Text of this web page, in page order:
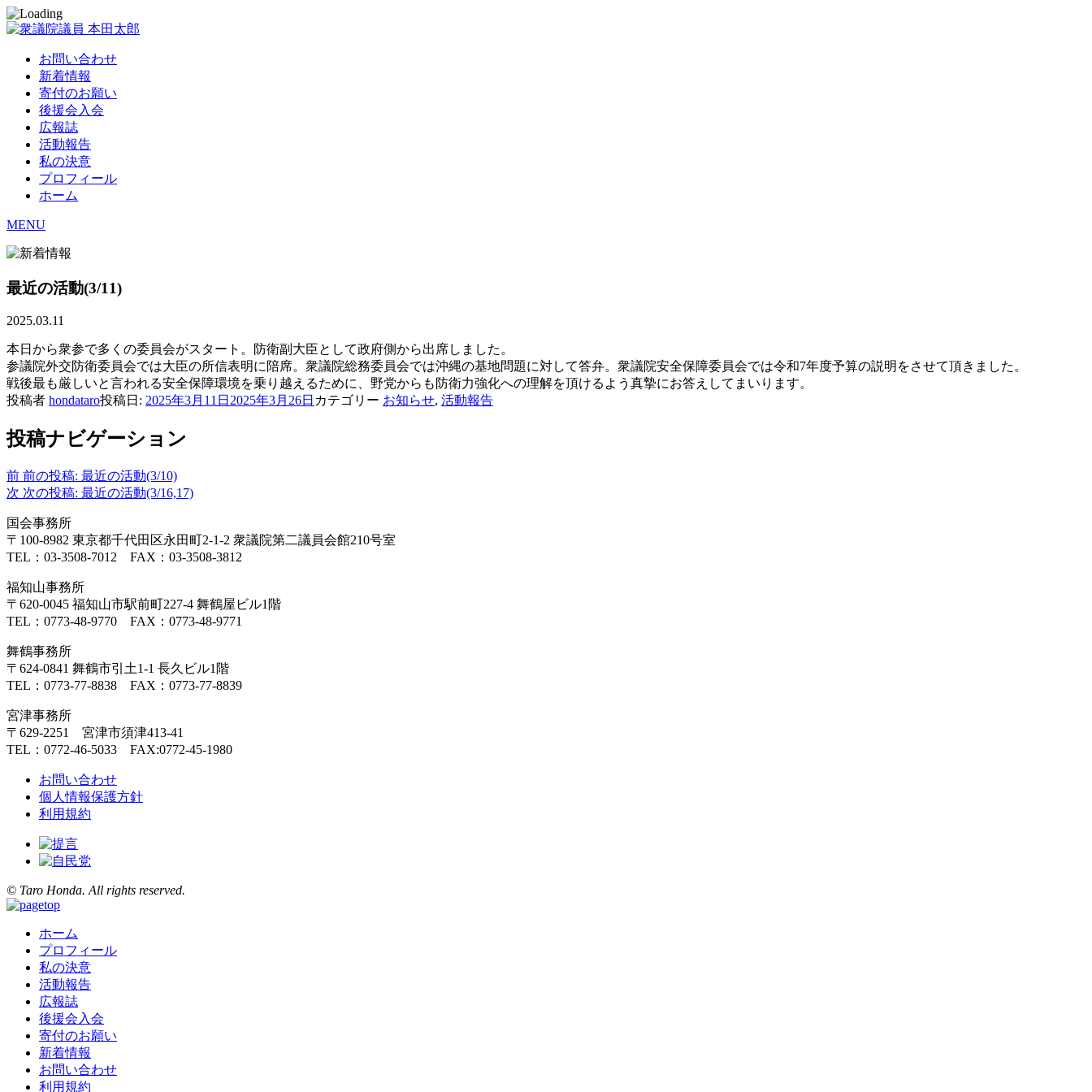
お問い合わせ
新着情報
寄付のお願い
後援会入会
広報誌
活動報告
私の決意
プロフィール
ホーム
MENU
最近の活動(3/11)
2025.03.11
本日から衆参で多くの委員会がスタート。防衛副大臣として政府側から出席しました。
参議院外交防衛委員会では大臣の所信表明に陪席。衆議院総務委員会では沖縄の基地問題に対して答弁。衆議院安全保障委員会では令和7年度予算の説明をさせて頂きました。
戦後最も厳しいと言われる安全保障環境を乗り越えるために、野党からも防衛力強化への理解を頂けるよう真摯にお答えしてまいります。
投稿者 hondataro投稿日: 2025年3月11日 2025年3月26日 カテゴリー お知らせ, 活動報告
投稿ナビゲーション
前 前の投稿: 最近の活動(3/10)
次 次の投稿: 最近の活動(3/16,17)
国会事務所
〒100-8982 東京都千代田区永田町2-1-2 衆議院第二議員会館210号室
TEL：03-3508-7012 FAX：03-3508-3812
福知山事務所
〒620-0045 福知山市駅前町227-4 舞鶴屋ビル1階
TEL：0773-48-9770 FAX：0773-48-9771
舞鶴事務所
〒624-0841 舞鶴市引土1-1 長久ビル1階
TEL：0773-77-8838 FAX：0773-77-8839
宮津事務所
〒629-2251 宮津市須津413-41
TEL：0772-46-5033 FAX:0772-45-1980
お問い合わせ
個人情報保護方針
利用規約
© Taro Honda. All rights reserved.
ホーム
プロフィール
私の決意
活動報告
広報誌
後援会入会
寄付のお願い
新着情報
お問い合わせ
利用規約